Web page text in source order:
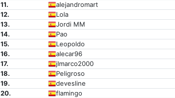
11.
alejandromart
12.
Lola
13.
Jordi MM
14.
Pao
15.
Leopoldo
16.
alecar96
17.
jlmarco2000
18.
Peligroso
19.
devesline
20.
flamingo